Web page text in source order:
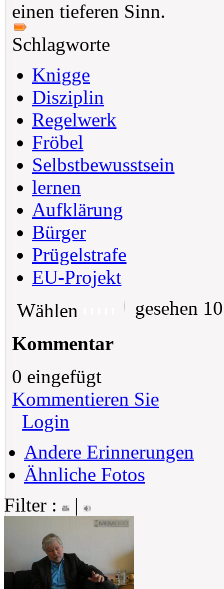
einen tieferen Sinn.
Schlagworte
Knigge
Disziplin
Regelwerk
Fröbel
Selbstbewusstsein
lernen
Aufklärung
Bürger
Prügelstrafe
EU-Projekt
Wählen
gesehen
Kommentar
0 eingefügt
Kommentieren Sie
Login
Andere Erinnerungen
Ähnliche Fotos
Filter :
|